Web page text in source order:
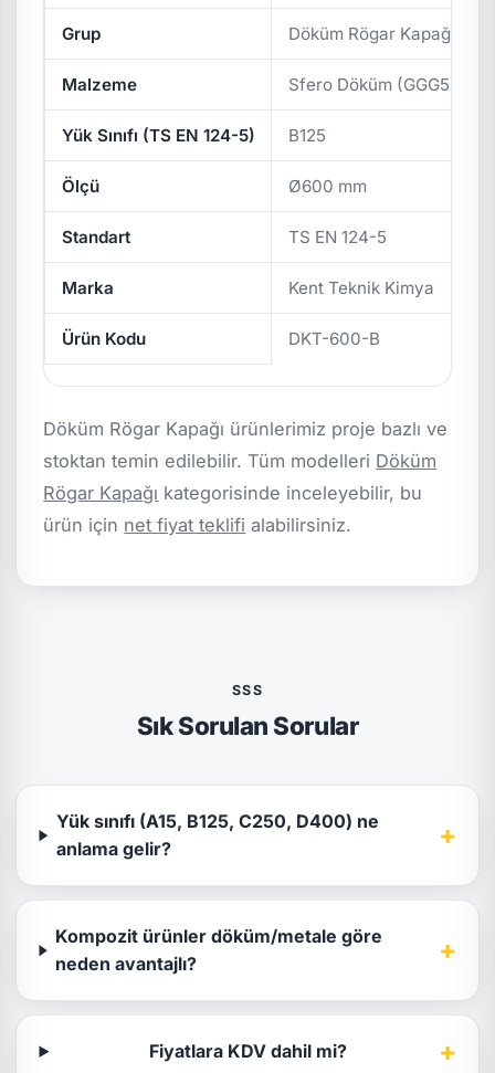
Grup Döküm Rögar Kapağı
Malzeme Sfero Döküm (GGG50)
Yük Sınıfı (TS EN 124-5) B125
Ölçü Ø600 mm
Standart TS EN 124-5
Marka Kent Teknik Kimya
Ürün Kodu DKT-600-B
Döküm Rögar Kapağı ürünlerimiz proje bazlı ve
stoktan temin edilebilir. Tüm modelleri Döküm
Rögar Kapağı kategorisinde inceleyebilir, bu
ürün için net fiyat teklifi alabilirsiniz.
SSS
Sık Sorulan Sorular
Yük sınıfı (A15, B125, C250, D400) ne
anlama gelir?
+
Kompozit ürünler döküm/metale göre
neden avantajlı?
+
Fiyatlara KDV dahil mi? +